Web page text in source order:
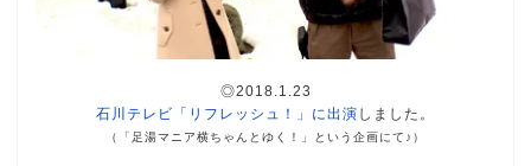
◎2018.1.23
石川テレビ「リフレッシュ！」に出演 しました。
（「足湯マニア横ちゃんとゆく！」という企画にて♪）